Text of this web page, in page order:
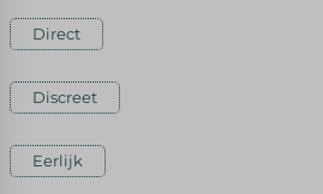
Direct
Discreet
Eerlijk